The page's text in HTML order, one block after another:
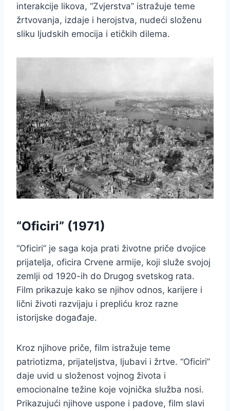
interakcije likova, “Zvjerstva” istražuje teme
žrtvovanja, izdaje i herojstva, nudeći složenu
sliku ljudskih emocija i etičkih dilema.
“Oficiri” (1971)
“Oficiri” je saga koja prati životne priče dvojice
prijatelja, oficira Crvene armije, koji služe svojoj
zemlji od 1920-ih do Drugog svetskog rata.
Film prikazuje kako se njihov odnos, karijere i
lični životi razvijaju i prepliću kroz razne
istorijske događaje.
Kroz njihove priče, film istražuje teme
patriotizma, prijateljstva, ljubavi i žrtve. “Oficiri”
daje uvid u složenost vojnog života i
emocionalne težine koje vojnička služba nosi.
Prikazujući njihove uspone i padove, film slavi